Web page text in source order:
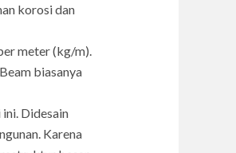
korosi dan
meter (kg/m).
biasanya
Didesain
Karena